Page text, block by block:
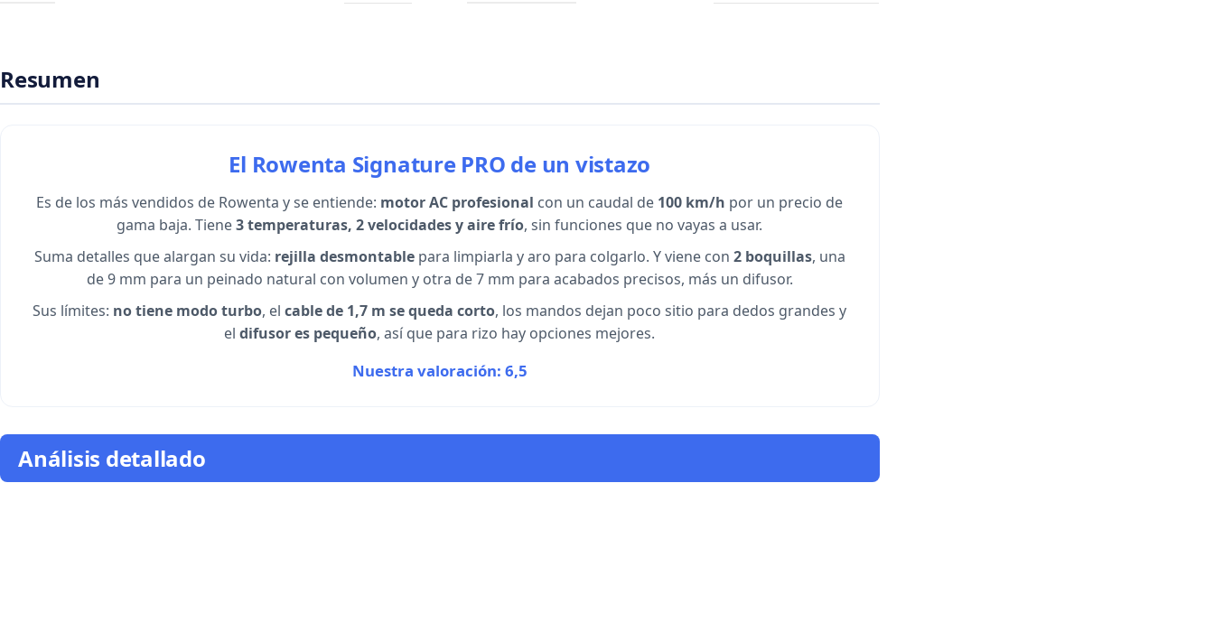
Resumen
El Rowenta Signature PRO de un vistazo
Es de los más vendidos de Rowenta y se entiende: motor AC profesional con un caudal de 100 km/h por un precio de
gama baja. Tiene3 temperaturas, 2 velocidades y aire frío, sin funciones que no vayas a usar.
Suma detalles que alargan su vida: rejilla desmontablepara limpiarla y aro para colgarlo. Y viene con 2 boquillas, una
de 9 mm para un peinado natural con volumen y otra de 7 mm para acabados precisos, más un difusor.
Sus límites: no tiene modo turbo, elcable de 1,7 m se queda corto, los mandos dejan poco sitio para dedos grandes y
eldifusor es pequeño, así que para rizo hay opciones mejores.
Nuestra valoración: 6,5
Análisis detallado